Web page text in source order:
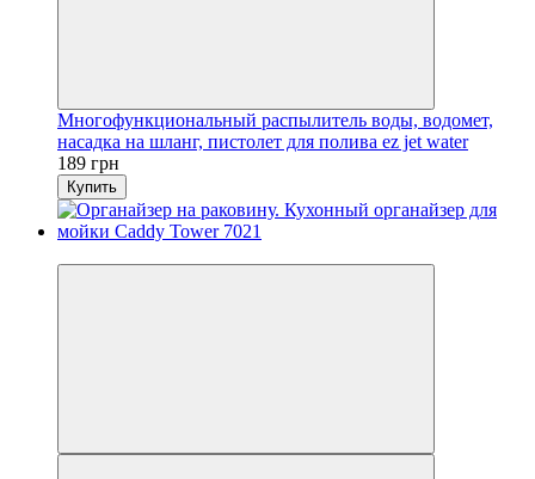
Многофункциональный распылитель воды, водомет,
насадка на шланг, пистолет для полива ez jet water
189 грн
Купить